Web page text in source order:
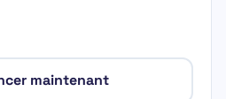
maintenant